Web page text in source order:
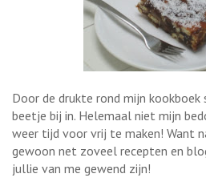
Door de drukte rond mijn
beetje bij in. Helemaal niet mijn
weer tijd voor vrij te maken! Want
gewoon net zoveel recepten en
jullie van me gewend zijn!